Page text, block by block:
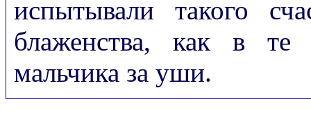
испытывали такого
блаженства, как в те
мальчика за уши.